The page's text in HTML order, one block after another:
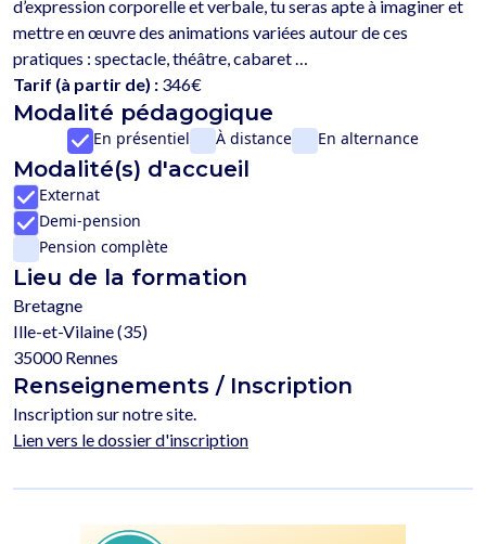
d’expression corporelle et verbale, tu seras apte à imaginer et
mettre en œuvre des animations variées autour de ces
Tarif (à partir de) : 346€
Modalité pédagogique
En présentiel À distance En alternance
Modalité(s) d'accueil
Externat
Demi-pension
Pension complète
Lieu de la formation
Bretagne
Ille-et-Vilaine (35)
35000 Rennes
Renseignements / Inscription
Inscription sur notre site.
Lien vers le dossier d'inscription